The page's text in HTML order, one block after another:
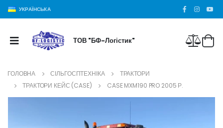
УКРАЇНСЬКА
ТОВ "БФ-Логістик"
ГОЛОВНА СІЛЬГОСПТЕХНІКА
ТРАКТОРИ
ТРАКТОРИ КЕЙС (CASE)
CASE MXM190 PRO 2005 Р.